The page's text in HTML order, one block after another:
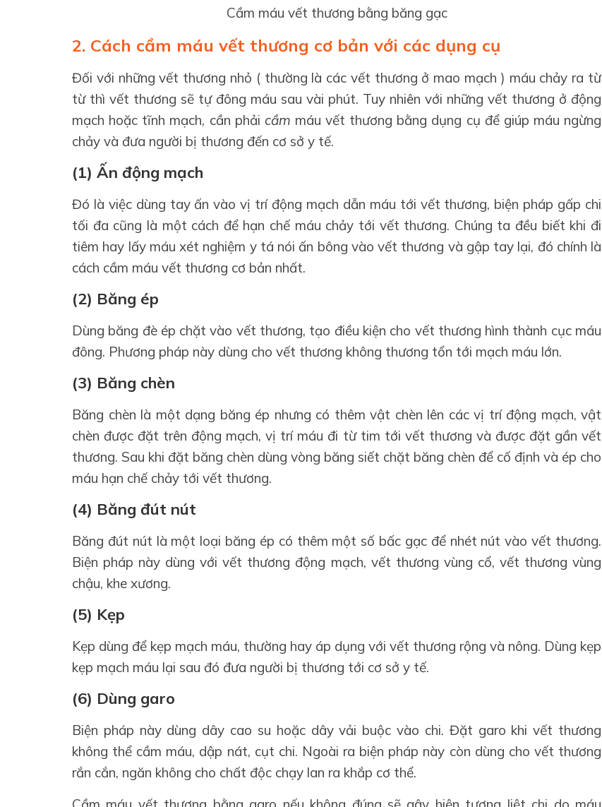
Cầm máu vết thương bằng băng gạc
2. Cách cầm máu vết thương cơ bản với các dụng cụ
Đối với những vết thương nhỏ ( thường là các vết thương ở mao mạch ) máu chảy ra từ
từ thì vết thương sẽ tự đông máu sau vài phút. Tuy nhiên với những vết thương ở động
mạch hoặc tĩnh mạch, cần phải cầm máu vết thương bằng dụng cụ để giúp máu ngừng
chảy và đưa người bị thương đến cơ sở y tế.
(1) Ấn động mạch
Đó là việc dùng tay ấn vào vị trí động mạch dẫn máu tới vết thương, biện pháp gấp chi
tối đa cũng là một cách để hạn chế máu chảy tới vết thương. Chúng ta đều biết khi đi
tiêm hay lấy máu xét nghiệm y tá nói ấn bông vào vết thương và gập tay lại, đó chính là
cách cầm máu vết thương cơ bản nhất.
(2) Băng ép
Dùng băng đè ép chặt vào vết thương, tạo điều kiện cho vết thương hình thành cục máu
đông. Phương pháp này dùng cho vết thương không thương tổn tới mạch máu lớn.
(3) Băng chèn
Băng chèn là một dạng băng ép nhưng có thêm vật chèn lên các vị trí động mạch, vật
chèn được đặt trên động mạch, vị trí máu đi từ tim tới vết thương và được đặt gần vết
thương. Sau khi đặt băng chèn dùng vòng băng siết chặt băng chèn để cố định và ép cho
máu hạn chế chảy tới vết thương.
(4) Băng đút nút
Băng đút nút là một loại băng ép có thêm một số bấc gạc để nhét nút vào vết thương.
Biện pháp này dùng với vết thương động mạch, vết thương vùng cổ, vết thương vùng
chậu, khe xương.
(5) Kẹp
Kẹp dùng để kẹp mạch máu, thường hay áp dụng với vết thương rộng và nông. Dùng kẹp
kẹp mạch máu lại sau đó đưa người bị thương tới cơ sở y tế.
(6) Dùng garo
Biện pháp này dùng dây cao su hoặc dây vải buộc vào chi. Đặt garo khi vết thương
không thể cầm máu, dập nát, cụt chi. Ngoài ra biện pháp này còn dùng cho vết thương
rắn cắn, ngăn không cho chất độc chạy lan ra khắp cơ thể.